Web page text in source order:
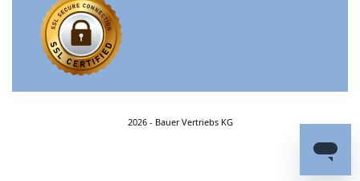
2026 - Bauer Vertriebs KG